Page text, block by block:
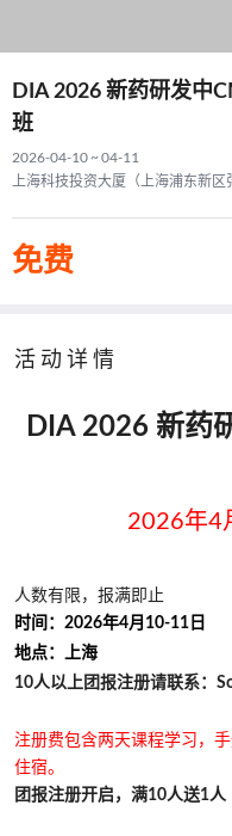
DIA 2026 新药研发中
班
2026-04-10 ~ 04-11
上海科技投资大厦（上海浦东新区
免费
活动详情
DIA 2026 新药
2026年4
人数有限，报满即止
时间：2026年4月10-11日
地点：上海
10人以上团报注册请联系：
注册费包含两天课程学习，
住宿。
团报注册开启，满10人送1人